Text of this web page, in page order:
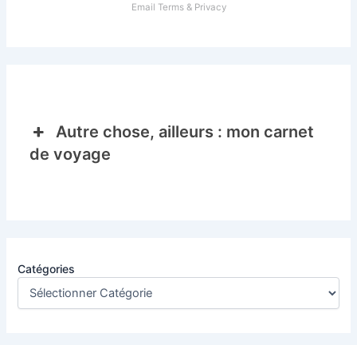
Email Terms& Privacy
Autre chose, ailleurs : mon carnet
de voyage
Catégories